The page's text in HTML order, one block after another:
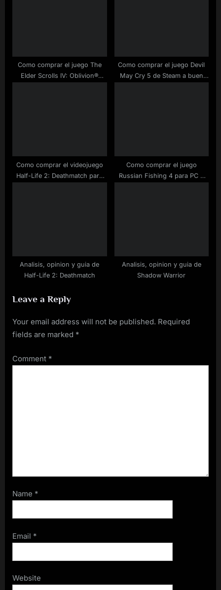
t
Como comprar el juego The
Elder Scrolls IV: Oblivion®
Como comprar el juego Devil
May Cry 5 de Steam a buen
Como comprar el videojuego
Half-Life 2: Deathmatch para
Como comprar el juego
Russian Fishing 4 para PC a
Analisis, opinion y guia de
Half-Life 2: Deathmatch
Analisis, opinion y guia de
Shadow Warrior
Leave a Reply
Your email address will not be published. Required
fields are marked *
Comment *
Name *
Email *
Website